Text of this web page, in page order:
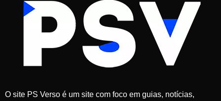
O site PS Verso é um site com foco em guias, notícias,